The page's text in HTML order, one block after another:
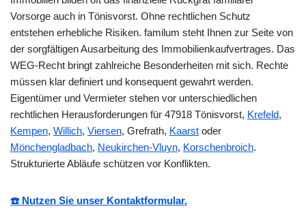
Vorsorge auch in Tönisvorst. Ohne rechtlichen Schutz
entstehen erhebliche Risiken. familum steht Ihnen zur Seite von
der sorgfältigen Ausarbeitung des Immobilienkaufvertrages. Das
WEG-Recht bringt zahlreiche Besonderheiten mit sich. Rechte
müssen klar definiert und konsequent gewahrt werden.
Eigentümer und Vermieter stehen vor unterschiedlichen
rechtlichen Herausforderungen für 47918 Tönisvorst, Krefeld,
Kempen, Willich, Viersen, Grefrath, Kaarst oder
Mönchengladbach, Neukirchen-Vluyn, Korschenbroich.
Strukturierte Abläufe schützen vor Konflikten.
☎️ Nutzen Sie unser Kontaktformular.